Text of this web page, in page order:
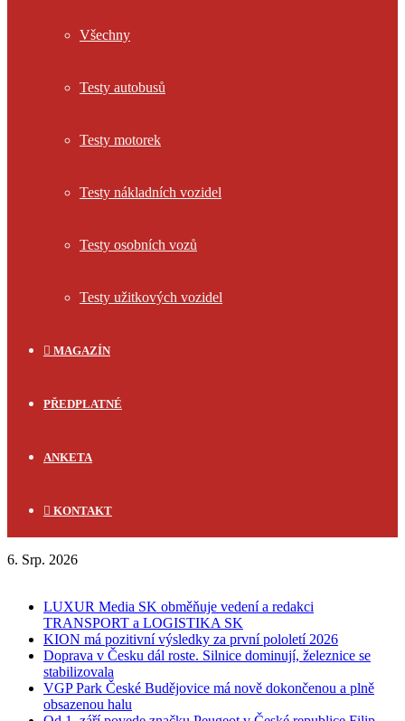
Všechny
Testy autobusů
Testy motorek
Testy nákladních vozidel
Testy osobních vozů
Testy užitkových vozidel
MAGAZÍN
PŘEDPLATNÉ
ANKETA
KONTAKT
6. Srp. 2026
LUXUR Media SK obměňuje vedení a redakci
TRANSPORT a LOGISTIKA SK
KION má pozitivní výsledky za první pololetí 2026
Doprava v Česku dál roste. Silnice dominují, železnice se
stabilizovala
VGP Park České Budějovice má nově dokončenou a plně
obsazenou halu